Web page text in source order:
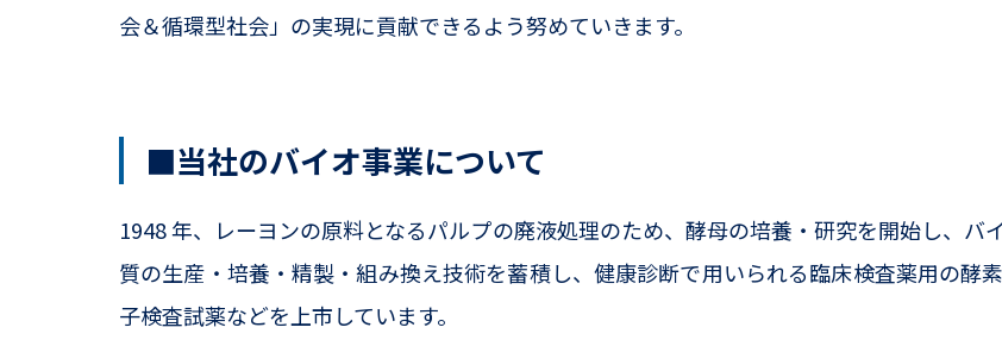
会＆循環型社会」の実現に貢献できるよう努めていきます。
■当社のバイオ事業について
1948 年、レーヨンの原料となるパルプの廃液処理のため、酵母の培養・研究を開始し、
質の生産・培養・精製・組み換え技術を蓄積し、健康診断で用いられる臨床検査薬用の酵
子検査試薬などを上市しています。